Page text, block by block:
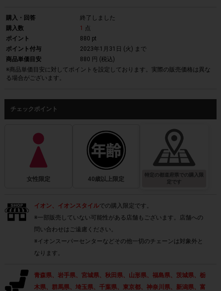
購入・回答
終了しました
購入数
1
点
ポイント
880 pt
ポイント付与
2023年1月31日 (火) まで
商品単価目安
880 円 (税込)
※商品単価目安に対してポイントを設定しております。実際の販売価格は異な
る場合がございます。
チェックポイント
女性限定 40歳以上限定
特定の都道府県での購入限
定です
イオン、イオンスタイルでの購入限定です。
※一部販売していない可能性がある店舗もございます。店舗への
問い合わせはご遠慮ください。
※イオンスーパーセンターなどその他一切のチェーンは対象外と
なります。
青森県、岩手県、宮城県、秋田県、山形県、福島県、茨城県、栃
木県、群馬県、埼玉県、千葉県、東京都、神奈川県、新潟県、富